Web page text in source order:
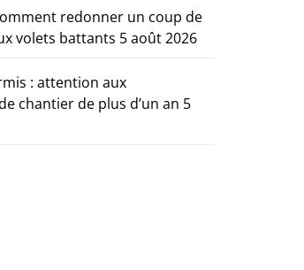
redonner un coup de
volets battants 5 août 2026
: attention aux
chantier de plus d’un an 5